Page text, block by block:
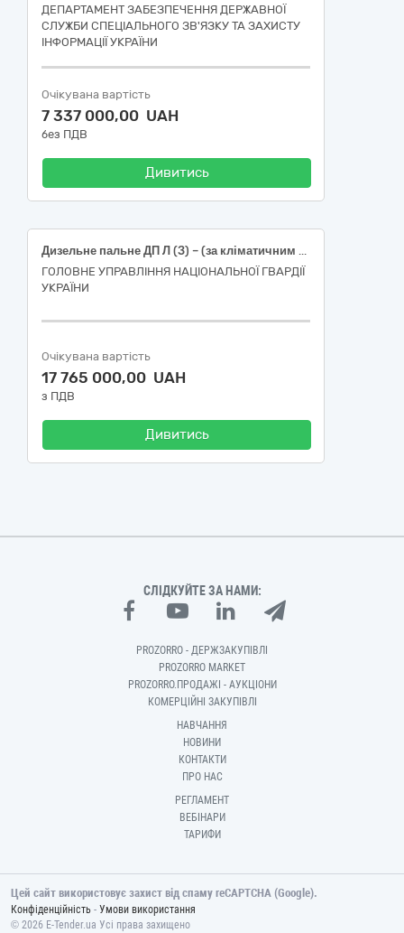
ДЕПАРТАМЕНТ ЗАБЕЗПЕЧЕННЯ ДЕРЖАВНОЇ
СЛУЖБИ СПЕЦІАЛЬНОГО ЗВ'ЯЗКУ ТА ЗАХИСТУ
ІНФОРМАЦІЇ УКРАЇНИ
Очікувана вартість
7 337 000,00 UAH
без ПДВ
Дивитись
Дизельне пальне ДП Л (З) – (за кліматичним використанням по сезону) Євро 5 - В0 в скретч-картах (паливних)
ГОЛОВНЕ УПРАВЛІННЯ НАЦІОНАЛЬНОЇ ГВАРДІЇ
УКРАЇНИ
Очікувана вартість
17 765 000,00 UAH
з ПДВ
Дивитись
СЛІДКУЙТЕ ЗА НАМИ:
PROZORRO - ДЕРЖЗАКУПІВЛІ
PROZORRO MARKET
PROZORRO.ПРОДАЖІ - АУКЦІОНИ
КОМЕРЦІЙНІ ЗАКУПІВЛІ
НАВЧАННЯ
НОВИНИ
КОНТАКТИ
ПРО НАС
РЕГЛАМЕНТ
ВЕБІНАРИ
ТАРИФИ
Цей сайт використовує захист від спаму reCAPTCHA (Google).
Конфіденційність - Умови використання
© 2026 E-Tender.ua Усі права захищено